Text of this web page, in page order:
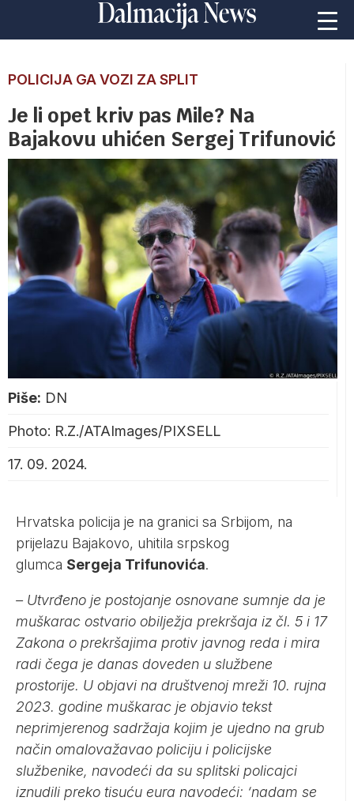
POLICIJA GA VOZI ZA SPLIT
Je li opet kriv pas Mile? Na
Bajakovu uhićen Sergej Trifunović
Piše: DN
Photo: R.Z./ATAImages/PIXSELL
17. 09. 2024.
Hrvatska policija je na granici sa Srbijom, na
prijelazu Bajakovo, uhitila srpskog
glumca Sergeja Trifunovića.
– Utvrđeno je postojanje osnovane sumnje da je
muškarac ostvario obilježja prekršaja iz čl. 5 i 17
Zakona o prekršajima protiv javnog reda i mira
radi čega je danas doveden u službene
prostorije. U objavi na društvenoj mreži 10. rujna
2023. godine muškarac je objavio tekst
neprimjerenog sadržaja kojim je ujedno na grub
način omalovažavao policiju i policijske
službenike, navodeći da su splitski policajci
iznudili preko tisuću eura navodeći: ‘nadam se